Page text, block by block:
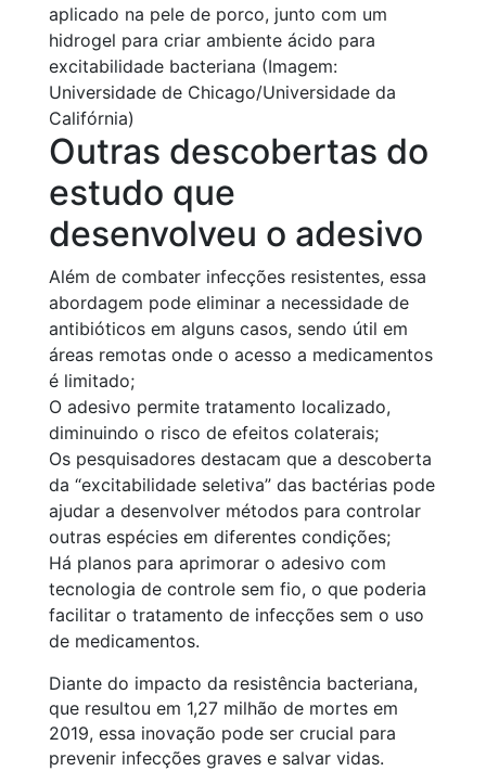
aplicado na pele de porco, junto com um
hidrogel para criar ambiente ácido para
excitabilidade bacteriana (Imagem:
Universidade de Chicago/Universidade da
Califórnia)
Outras descobertas do
estudo que
desenvolveu o adesivo
Além de combater infecções resistentes, essa
abordagem pode eliminar a necessidade de
antibióticos em alguns casos, sendo útil em
áreas remotas onde o acesso a medicamentos
é limitado;
O adesivo permite tratamento localizado,
diminuindo o risco de efeitos colaterais;
Os pesquisadores destacam que a descoberta
da “excitabilidade seletiva” das bactérias pode
ajudar a desenvolver métodos para controlar
outras espécies em diferentes condições;
Há planos para aprimorar o adesivo com
tecnologia de controle sem fio, o que poderia
facilitar o tratamento de infecções sem o uso
de medicamentos.
Diante do impacto da resistência bacteriana,
que resultou em 1,27 milhão de mortes em
2019, essa inovação pode ser crucial para
prevenir infecções graves e salvar vidas.